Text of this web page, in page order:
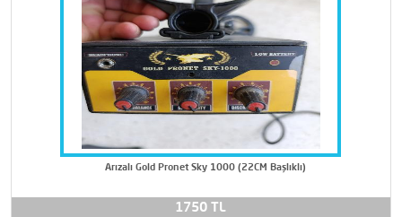
Arızalı Gold Pronet Sky 1000 (22CM Başlıklı)
1750 TL